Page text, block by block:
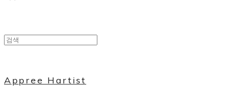
Appree Hartist